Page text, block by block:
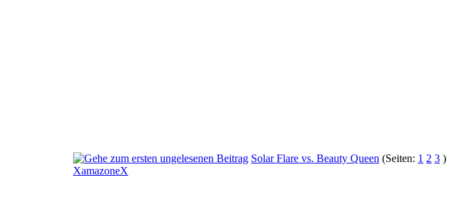
Solar Flare vs. Beauty Queen (Seiten: 1 2 3 )
XamazoneX